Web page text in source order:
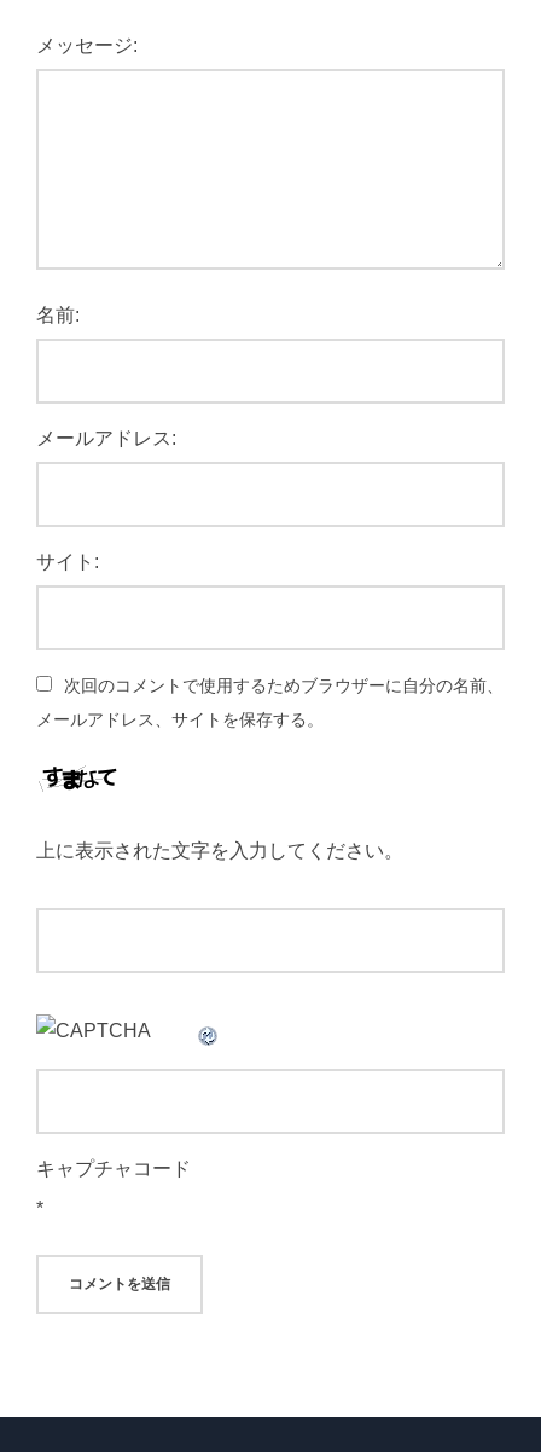
メッセージ:
名前:
メールアドレス:
サイト:
次回のコメントで使用するためブラウザーに自分の名前、
メールアドレス、サイトを保存する。
上に表示された文字を入力してください。
キャプチャコード
*